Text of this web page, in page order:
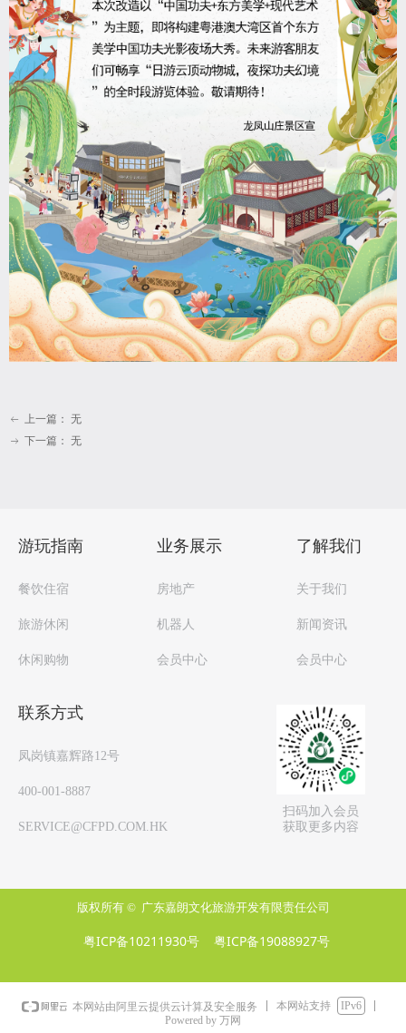
ꂃ 上一篇： 无
ꁹ 下一篇： 无
游玩指南
餐饮住宿
旅游休闲
休闲购物
房地产
机器人
会员中心
业务展示
关于我们
新闻资讯
会员中心
了解我们
联系方式
凤岗镇嘉辉路12号
400-001-8887
SERVICE@CFPD.COM.HK
扫码加入会员
获取更多内容
粤ICP备10211930号 粤ICP备19088927号
版权所有 © 广东嘉朗文化旅游开发有限责任公司
本网站由阿里云提供云计算及安全服务 本网站支持
IPv6
Powered by 万网